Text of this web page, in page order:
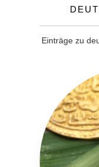
Einträge zu